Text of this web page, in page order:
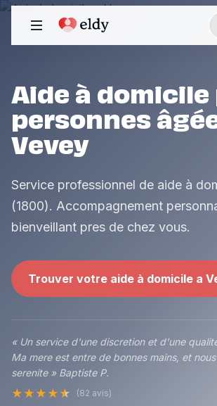
Aide à domicile
personnes
Vevey
Service professionnel de aide à
(1800). Accompagnement
bienveillant pres de chez vous.
Trouver votre aide à domicile a
« Un service d'une discretion et d'une
Ma mere est entre de bonnes mains, et
serenite » Baptiste P.
★ ★ ★ ★ ★ (82 avis)